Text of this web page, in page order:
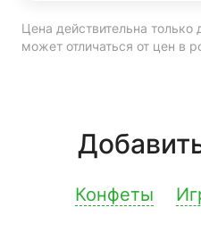
Цена действительна только
может отличаться от цен в
Конфеты